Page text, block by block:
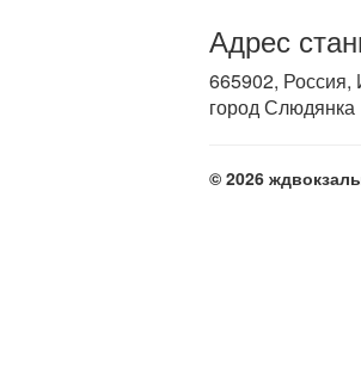
Адрес
665902, Россия,
город Слюдянка
© 2026